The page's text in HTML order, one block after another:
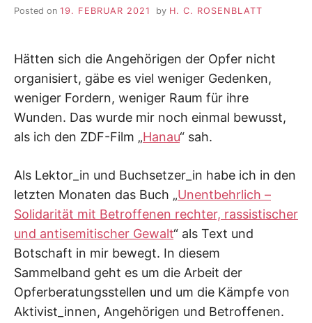
Posted on 19. FEBRUAR 2021 by H. C. ROSENBLATT
Hätten sich die Angehörigen der Opfer nicht
organisiert, gäbe es viel weniger Gedenken,
weniger Fordern, weniger Raum für ihre
Wunden. Das wurde mir noch einmal bewusst,
als ich den ZDF-Film „Hanau“ sah.
Als Lektor_in und Buchsetzer_in habe ich in den
letzten Monaten das Buch „Unentbehrlich –
Solidarität mit Betroffenen rechter, rassistischer
und antisemitischer Gewalt“ als Text und
Botschaft in mir bewegt. In diesem
Sammelband geht es um die Arbeit der
Opferberatungsstellen und um die Kämpfe von
Aktivist_innen, Angehörigen und Betroffenen.